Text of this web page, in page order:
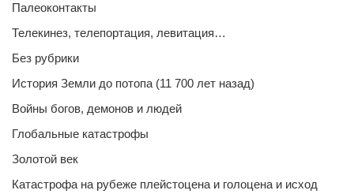
Палеоконтакты
Телекинез, телепортация, левитация…
Без рубрики
История Земли до потопа (11 700 лет назад)
Войны богов, демонов и людей
Глобальные катастрофы
Золотой век
Катастрофа на рубеже плейстоцена и голоцена и исход